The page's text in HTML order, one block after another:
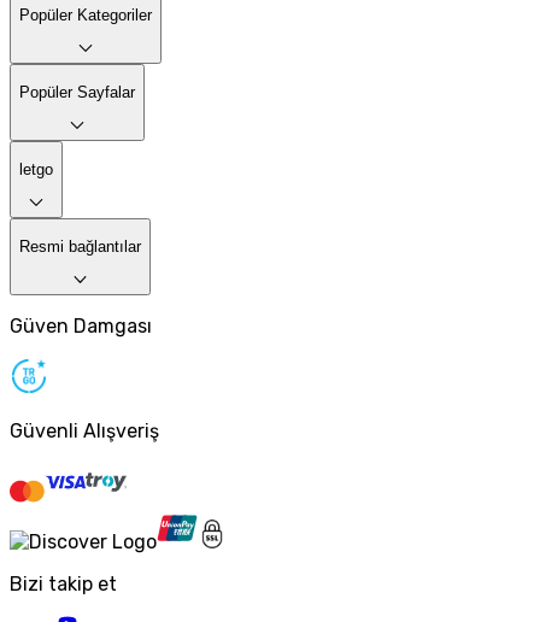
Popüler Kategoriler
Popüler Sayfalar
letgo
Resmi bağlantılar
Güven Damgası
Güvenli Alışveriş
Bizi takip et